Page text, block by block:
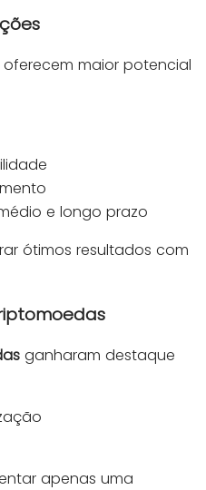
oferecem maior potencial
e longo prazo
ótimos resultados com
ganharam destaque
apenas uma